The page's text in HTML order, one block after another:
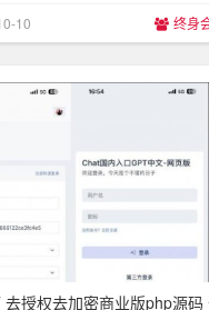
10 终身
去授权去加密商业版php源码